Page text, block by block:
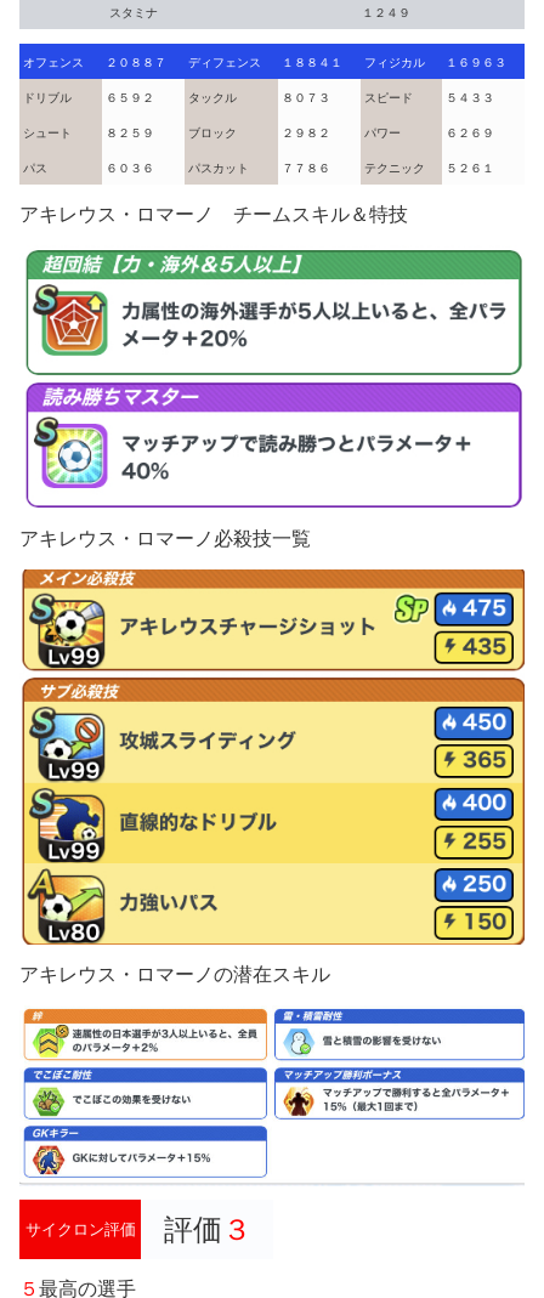
スタミナ １２４９
オフェンス ２０８８７ ディフェンス １８８４１ フィジカル １６９６３
ドリブル ６５９２ タックル ８０７３ スピード ５４３３
シュート ８２５９ ブロック ２９８２ パワー ６２６９
パス ６０３６ パスカット ７７８６ テクニック ５２６１
アキレウス・ロマーノ チームスキル＆特技
アキレウス・ロマーノ必殺技一覧
アキレウス・ロマーノの潜在スキル
サイクロン評価 評価 ３
５ 最高の選手